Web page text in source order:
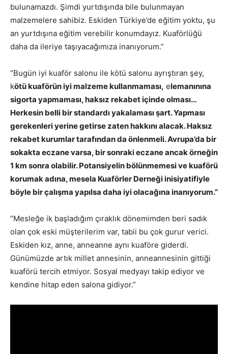
bulunamazdı. Şimdi yurtdışında bile bulunmayan
malzemelere sahibiz. Eskiden Türkiye’de eğitim yoktu, şu
an yurtdışına eğitim verebilir konumdayız. Kuaförlüğü
daha da ileriye taşıyacağımıza inanıyorum.”
“Bugün iyi kuaför salonu ile kötü salonu ayrıştıran şey,
kötü kuaförün iyi malzeme kullanmaması, elemanınına
sigorta yapmaması, haksız rekabet içinde olması…
Herkesin belli bir standardı yakalaması şart. Yapması
gerekenleri yerine getirse zaten hakkını alacak. Haksız
rekabet kurumlar tarafından da önlenmeli. Avrupa’da bir
sokakta eczane varsa, bir sonraki eczane ancak örneğin
1 km sonra olabilir. Potansiyelin bölünmemesi ve kuaförü
korumak adına, mesela Kuaförler Derneği inisiyatifiyle
böyle bir çalışma yapılsa daha iyi olacağına inanıyorum.”
“Mesleğe ik başladığım çıraklık dönemimden beri sadık
olan çok eski müşterilerim var, tabii bu çok gurur verici.
Eskiden kız, anne, anneanne aynı kuaföre giderdi.
Günümüzde artık millet annesinin, anneannesinin gittiği
kuaförü tercih etmiyor. Sosyal medyayı takip ediyor ve
kendine hitap eden salona gidiyor.”